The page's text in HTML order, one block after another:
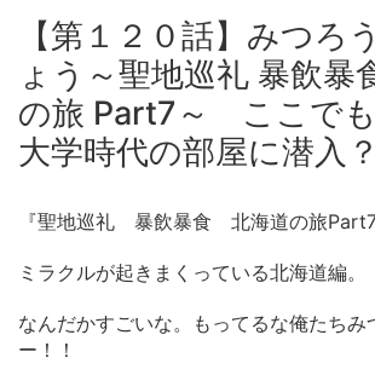
【第１２０話】みつろ
ょう～聖地巡礼 暴飲暴
の旅 Part7～ ここでも
大学時代の部屋に潜入？
『聖地巡礼 暴飲暴食 北海道の旅Part7
ミラクルが起きまくっている北海道編。
なんだかすごいな。もってるな俺たちみ
ー！！